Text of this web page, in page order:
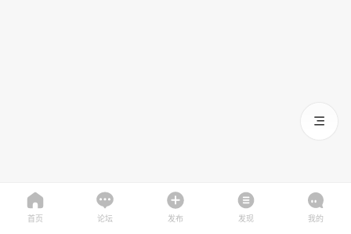
首页 论坛 发布 发现 我的